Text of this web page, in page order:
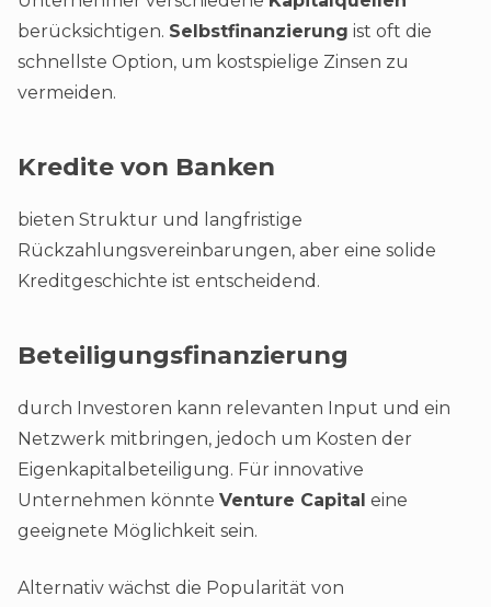
berücksichtigen. Selbstfinanzierung ist oft die
schnellste Option, um kostspielige Zinsen zu
vermeiden.
Kredite von Banken
bieten Struktur und langfristige
Rückzahlungsvereinbarungen, aber eine solide
Kreditgeschichte ist entscheidend.
Beteiligungsfinanzierung
durch Investoren kann relevanten Input und ein
Netzwerk mitbringen, jedoch um Kosten der
Eigenkapitalbeteiligung. Für innovative
Unternehmen könnte Venture Capital eine
geeignete Möglichkeit sein.
Alternativ wächst die Popularität von